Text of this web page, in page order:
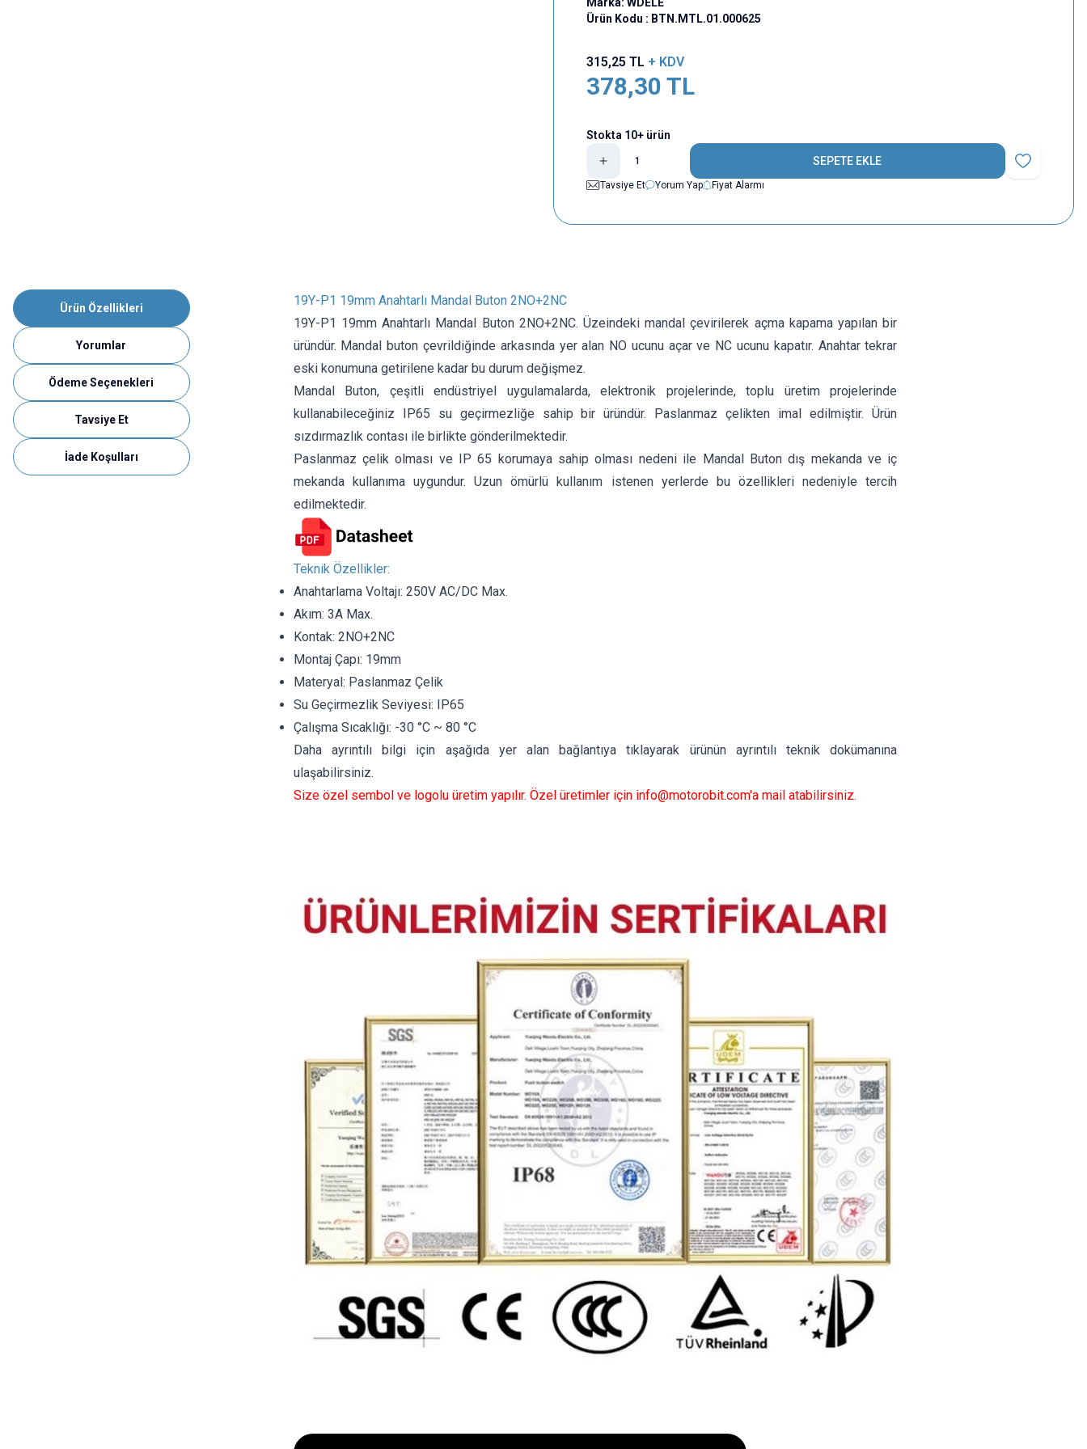
Ürün Kodu : BTN.MTL.01.000625
315,25 TL + KDV
378,30 TL
Stokta 10+ ürün
SEPETE EKLE
Favoriye Ekle
Tavsiye Et
Yorum Yap Fiyat Alarmı
Ürün Özellikleri
Yorumlar
Ödeme Seçenekleri
Tavsiye Et
İade Koşulları
19Y-P1 19mm Anahtarlı Mandal Buton 2NO+2NC
19Y-P1 19mm Anahtarlı Mandal Buton 2NO+2NC. Üzeindeki mandal çevirilerek açma kapama yapılan bir
üründür. Mandal buton çevrildiğinde arkasında yer alan NO ucunu açar ve NC ucunu kapatır. Anahtar tekrar
eski konumuna getirilene kadar bu durum değişmez.
Mandal Buton, çeşitli endüstriyel uygulamalarda, elektronik projelerinde, toplu üretim projelerinde
kullanabileceğiniz IP65 su geçirmezliğe sahip bir üründür. Paslanmaz çelikten imal edilmiştir. Ürün
sızdırmazlık contası ile birlikte gönderilmektedir.
Paslanmaz çelik olması ve IP 65 korumaya sahip olması nedeni ile Mandal Buton dış mekanda ve iç
mekanda kullanıma uygundur. Uzun ömürlü kullanım istenen yerlerde bu özellikleri nedeniyle tercih
edilmektedir.
Teknik Özellikler:
Anahtarlama Voltajı: 250V AC/DC Max.
Akım: 3A Max.
Kontak: 2NO+2NC
Montaj Çapı: 19mm
Materyal: Paslanmaz Çelik
Su Geçirmezlik Seviyesi: IP65
Çalışma Sıcaklığı: -30 °C ~ 80 °C
Daha ayrıntılı bilgi için aşağıda yer alan bağlantıya tıklayarak ürünün ayrıntılı teknik dokümanına
ulaşabilirsiniz.
Size özel sembol ve logolu üretim yapılır. Özel üretimler için info@motorobit.com'a mail atabilirsiniz.